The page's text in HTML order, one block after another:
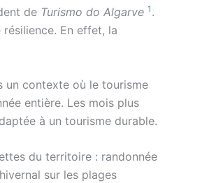
de Turismo do Algarve 1 .
En effet, la
un contexte où le tourisme
entière. Les mois plus
à un tourisme durable.
du territoire : randonnée
sur les plages